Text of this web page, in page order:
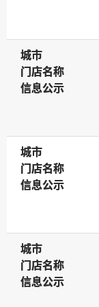
城市
城市
门店名称
门店名称
信息公示
信息公示
城市
城市
门店名称
门店名称
信息公示
信息公示
城市
城市
门店名称
门店名称
信息公示
信息公示